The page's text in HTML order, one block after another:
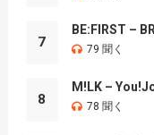
7
BE:FIRST –
79 聞く
8
M!LK –
78 聞く